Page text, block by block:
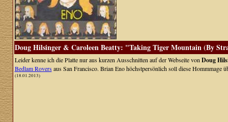
Doug Hilsinger & Caroleen Beatty: "Taking Tiger Mountain (By
Leider kenne ich die Platte nur aus kurzen Ausschnitten auf der Webseite von Doug
Bedlam Roversaus San Francisco. Brian Eno höchstpersönlich soll diese Hommmage
(18.01.2013)